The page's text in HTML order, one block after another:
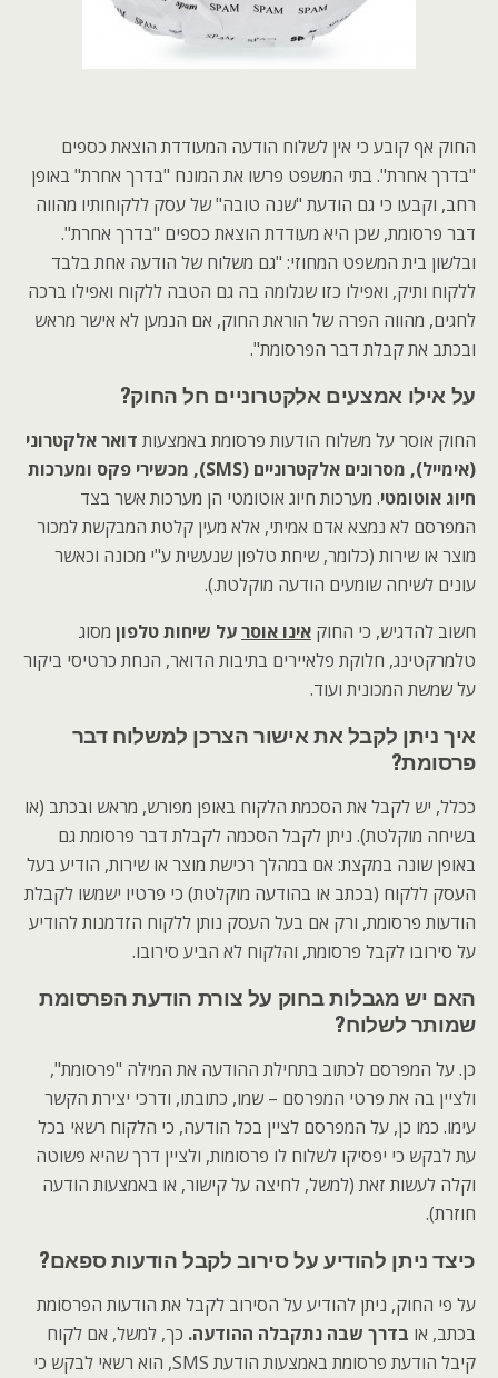
החוק אף קובע כי אין לשלוח הודעה המעודדת הוצאת כספים
"בדרך אחרת". בתי המשפט פרשו את המונח "בדרך אחרת" באופן
רחב, וקבעו כי גם הודעת "שנה טובה" של עסק ללקוחותיו מהווה
דבר פרסומת, שכן היא מעודדת הוצאת כספים "בדרך אחרת".
ובלשון בית המשפט המחוזי: "גם משלוח של הודעה אחת בלבד
ללקוח ותיק, ואפילו כזו שגלומה בה גם הטבה ללקוח ואפילו ברכה
לחגים, מהווה הפרה של הוראת החוק, אם הנמען לא אישר מראש
ובכתב את קבלת דבר הפרסומת".
על אילו אמצעים אלקטרוניים חל החוק?
החוק אוסר על משלוח הודעות פרסומת באמצעות דואר אלקטרוני
(אימייל), מסרונים אלקטרוניים (SMS), מכשירי פקס ומערכות
חיוג אוטומטי. מערכות חיוג אוטומטי הן מערכות אשר בצד
המפרסם לא נמצא אדם אמיתי, אלא מעין קלטת המבקשת למכור
מוצר או שירות (כלומר, שיחת טלפון שנעשית ע"י מכונה וכאשר
עונים לשיחה שומעים הודעה מוקלטת.).
חשוב להדגיש, כי החוק אינו אוסרעל שיחות טלפון מסוג
טלמרקטינג, חלוקת פלאיירים בתיבות הדואר, הנחת כרטיסי ביקור
על שמשת המכונית ועוד.
איך ניתן לקבל את אישור הצרכן למשלוח דבר
פרסומת?
ככלל, יש לקבל את הסכמת הלקוח באופן מפורש, מראש ובכתב (או
בשיחה מוקלטת). ניתן לקבל הסכמה לקבלת דבר פרסומת גם
באופן שונה במקצת: אם במהלך רכישת מוצר או שירות, הודיע בעל
העסק ללקוח (בכתב או בהודעה מוקלטת) כי פרטיו ישמשו לקבלת
הודעות פרסומת, ורק אם בעל העסק נותן ללקוח הזדמנות להודיע
על סירובו לקבל פרסומת, והלקוח לא הביע סירובו.
האם יש מגבלות בחוק על צורת הודעת הפרסומת
שמותר לשלוח?
כן. על המפרסם לכתוב בתחילת ההודעה את המילה "פרסומת",
ולציין בה את פרטי המפרסם – שמו, כתובתו, ודרכי יצירת הקשר
עימו. כמו כן, על המפרסם לציין בכל הודעה, כי הלקוח רשאי בכל
עת לבקש כי יפסיקו לשלוח לו פרסומות, ולציין דרך שהיא פשוטה
וקלה לעשות זאת (למשל, לחיצה על קישור, או באמצעות הודעה
חוזרת).
כיצד ניתן להודיע על סירוב לקבל הודעות ספאם?
על פי החוק, ניתן להודיע על הסירוב לקבל את הודעות הפרסומת
בכתב, או בדרך שבה נתקבלה ההודעה. כך, למשל, אם לקוח
קיבל הודעת פרסומת באמצעות הודעת SMS, הוא רשאי לבקש כי